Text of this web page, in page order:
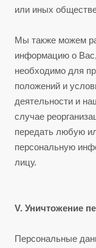
или иных
Мы также можем
информацию о
необходимо для
положений и
деятельности и
случае
передать любую
персональную
лицу.
V. Уничтожение
Персональные